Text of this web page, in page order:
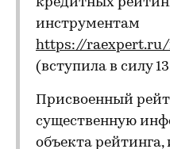
инструментам
https://
(вступила в силу
Присвоенный
существенную
объекта